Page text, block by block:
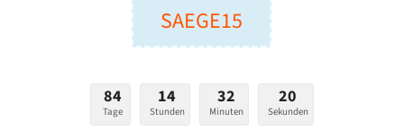
Breite (mm):
SAEGE15
84
Tage
14
Stunden
32
Minuten
19
Sekunden